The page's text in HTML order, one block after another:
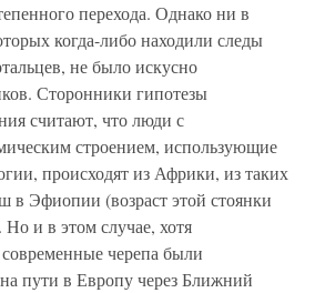
перехода. Однако ни в
когда-либо находили следы
не было искусно
Сторонники гипотезы
считают, что люди с
строением, использующие
происходят из Африки, из таких
Эфиопии (возраст этой стоянки
Но и в этом случае, хотя
черепа были
пути в Европу через Ближний